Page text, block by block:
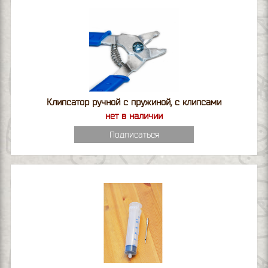
Клипсатор ручной с пружиной, с клипсами
нет в наличии
Подписаться